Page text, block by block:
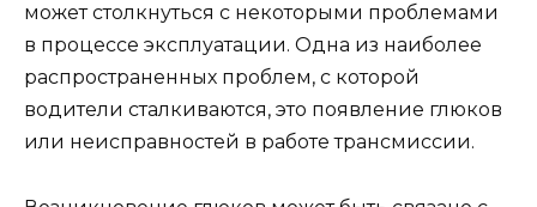
может столкнуться с некоторыми проблемами
в процессе эксплуатации. Одна из наиболее
распространенных проблем, с которой
водители сталкиваются, это появление глюков
или неисправностей в работе трансмиссии.